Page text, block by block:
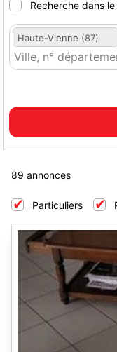
Recherche dans
Haute-Vienne (87)
89 annonces
Particuliers